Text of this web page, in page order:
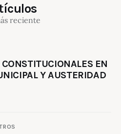
reciente
EN
Y AUSTERIDAD